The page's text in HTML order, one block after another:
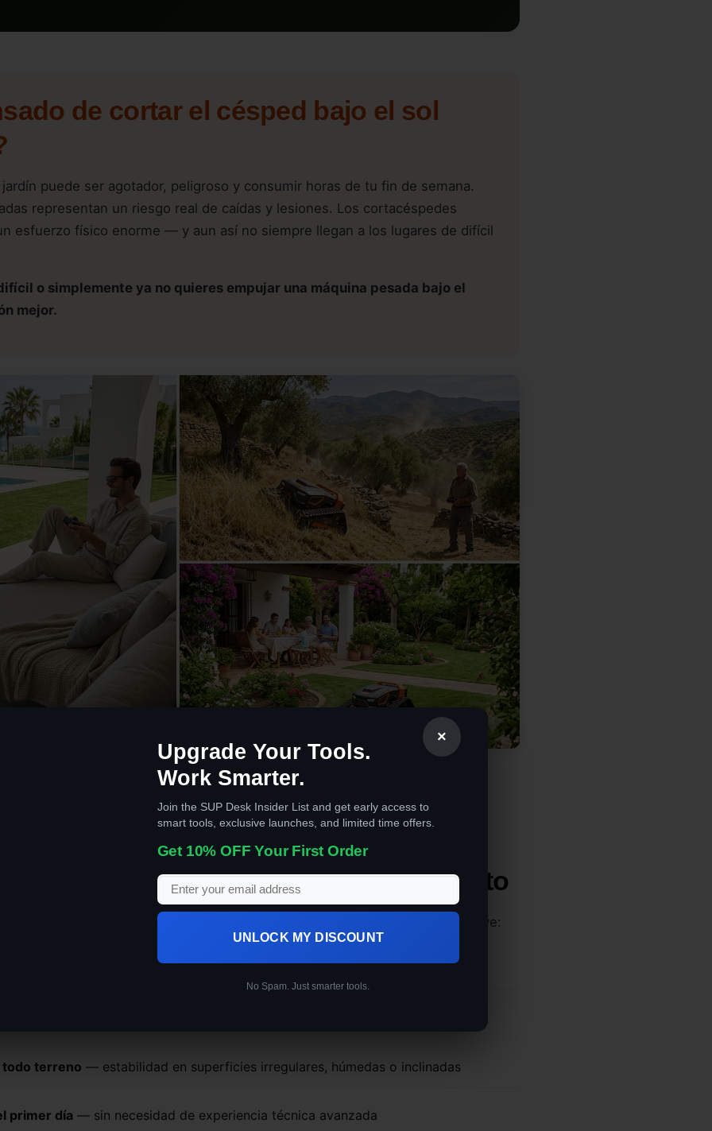
×
Upgrade Your Tools.
Work Smarter.
Join the SUP Desk Insider List and get early access to
smart tools, exclusive launches, and limited time offers.
Get 10% OFF Your First Order
UNLOCK MY DISCOUNT
No Spam. Just smarter tools.
de cortar el césped bajo el sol
puede ser agotador, peligroso y consumir horas de tu fin de semana.
representan un riesgo real de caídas y lesiones. Los cortacéspedes
esfuerzo físico enorme — y aun así no siempre llegan a los lugares de difícil
o simplemente ya no quieres empujar una máquina pesada bajo el
mejor.
zonas peligrosas sin arriesgarte — control total desde distancia segura
en un cortacésped a control remoto
iguales. Antes de decidir, asegúrate de que cumple con estos puntos clave:
— para manejar hierba alta, maleza densa y pendientes de hasta 50°
todo terreno — estabilidad en superficies irregulares, húmedas o inclinadas
primer día — sin necesidad de experiencia técnica avanzada